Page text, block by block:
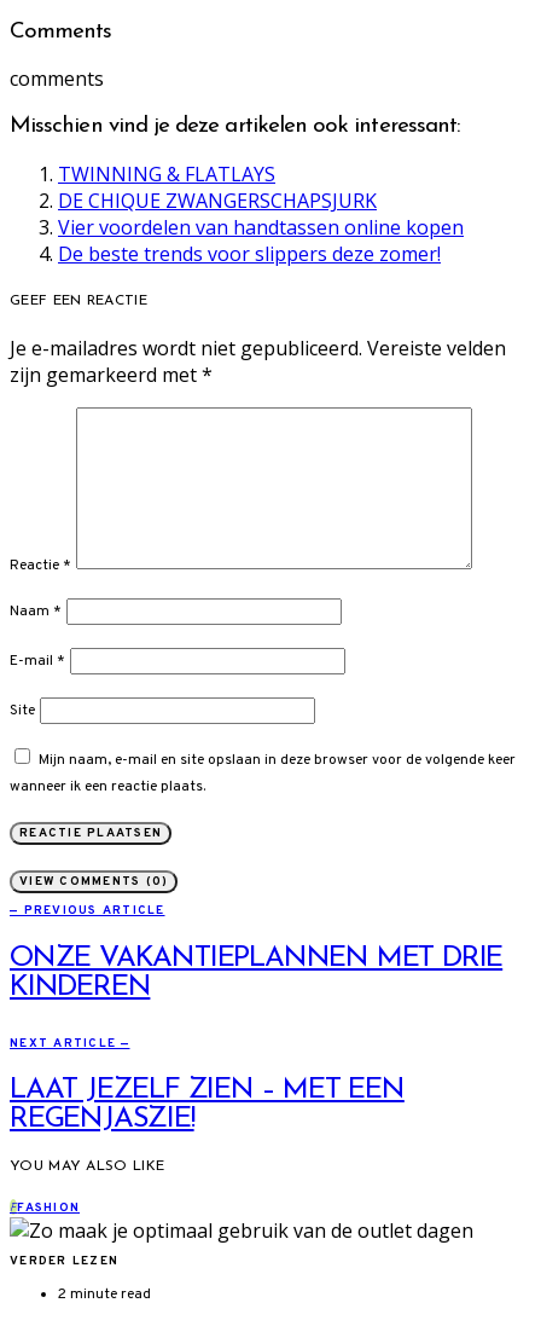
Comments
comments
Misschien vind je deze artikelen ook interessant:
TWINNING & FLATLAYS
DE CHIQUE ZWANGERSCHAPSJURK
Vier voordelen van handtassen online kopen
De beste trends voor slippers deze zomer!
GEEF EEN REACTIE
Je e-mailadres wordt niet gepubliceerd. Vereiste velden
zijn gemarkeerd met*
Reactie *
Naam *
E-mail *
Site
Mijn naam, e-mail en site opslaan in deze browser voor de volgende keer
wanneer ik een reactie plaats.
VIEW COMMENTS (0)
— PREVIOUS ARTICLE
ONZE VAKANTIEPLANNEN MET DRIE
KINDEREN
NEXT ARTICLE —
LAAT JEZELF ZIEN – MET EEN
REGENJASZIE!
YOU MAY ALSO LIKE
FFASHION
VERDER LEZEN
2 minute read